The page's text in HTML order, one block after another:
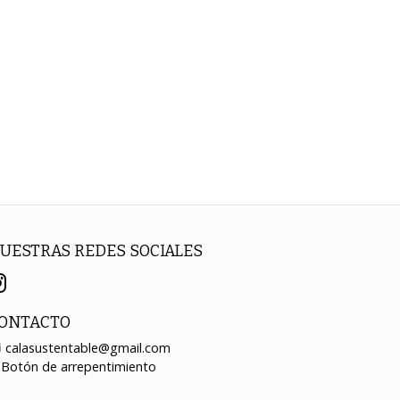
REDES SOCIALES
calasustentable@gmail.com
Botón de arrepentimiento